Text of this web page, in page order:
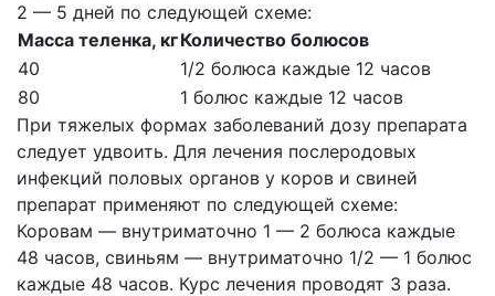
2 — 5 дней по следующей схеме:
Масса теленка, кгКоличество болюсов
40
1/2 болюса каждые 12 часов
80
1 болюс каждые 12 часов
При тяжелых формах заболеваний дозу препарата
следует удвоить. Для лечения послеродовых
инфекций половых органов у коров и свиней
препарат применяют по следующей схеме:
Коровам — внутриматочно 1 — 2 болюса каждые
48 часов, свиньям — внутриматочно 1/2 — 1 болюс
каждые 48 часов. Курс лечения проводят 3 раза.